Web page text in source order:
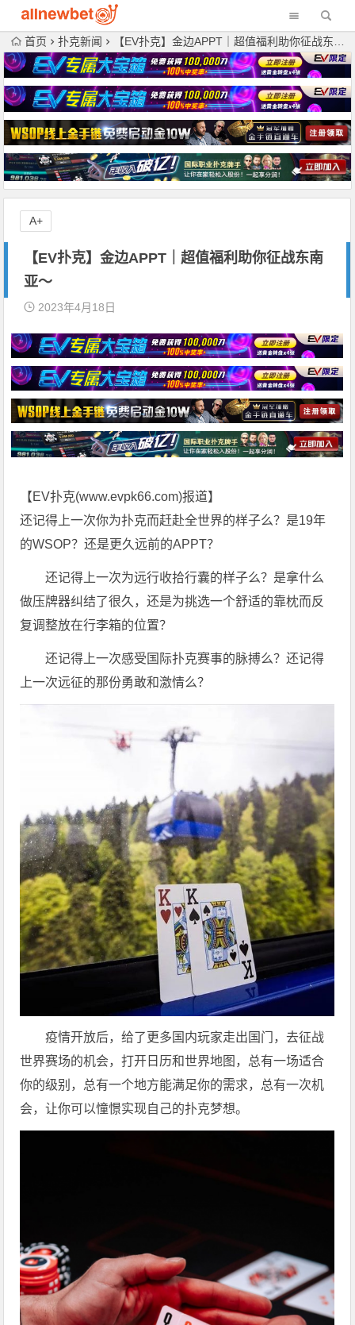
首页 扑克新闻 【EV扑克】金边APPT｜超值福利助你征战东南亚～
【EV扑克】金边APPT｜超值福利助你征战东南
亚～
2023年4月18日
【EV扑克(www.evpk66.com)报道】
还记得上一次你为扑克而赶赴全世界的样子么？是19年
的WSOP？还是更久远前的APPT？
还记得上一次为远行收拾行囊的样子么？是拿什么
做压牌器纠结了很久，还是为挑选一个舒适的靠枕而反
复调整放在行李箱的位置？
还记得上一次感受国际扑克赛事的脉搏么？还记得
上一次远征的那份勇敢和激情么？
疫情开放后，给了更多国内玩家走出国门，去征战
世界赛场的机会，打开日历和世界地图，总有一场适合
你的级别，总有一个地方能满足你的需求，总有一次机
会，让你可以憧憬实现自己的扑克梦想。
A+